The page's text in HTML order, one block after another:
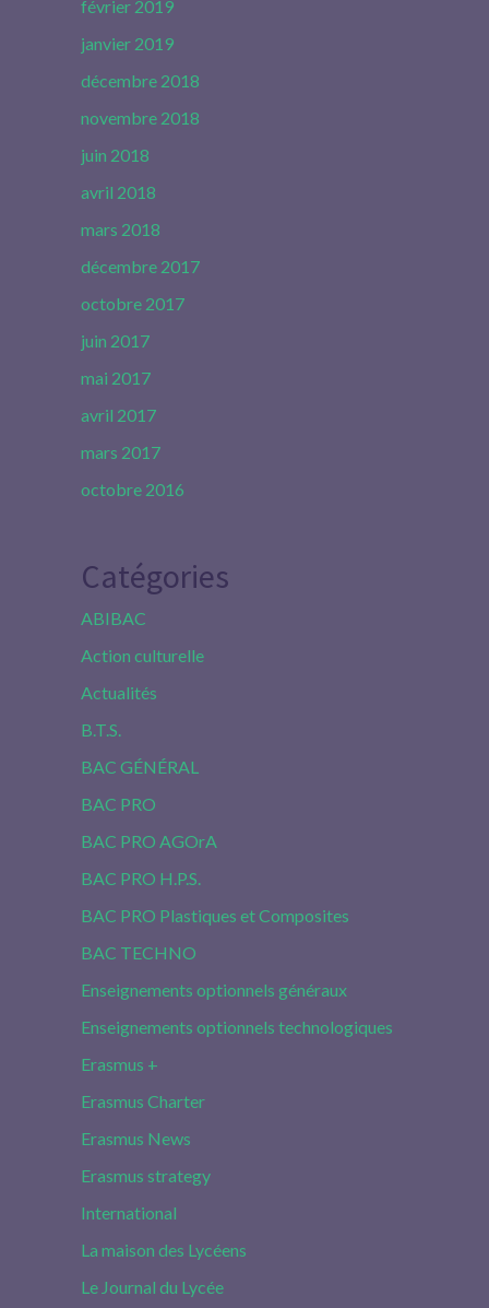
février 2019
janvier 2019
décembre 2018
novembre 2018
juin 2018
avril 2018
mars 2018
décembre 2017
octobre 2017
juin 2017
mai 2017
avril 2017
mars 2017
octobre 2016
Catégories
ABIBAC
Action culturelle
Actualités
B.T.S.
BAC GÉNÉRAL
BAC PRO
BAC PRO AGOrA
BAC PRO H.P.S.
BAC PRO Plastiques et Composites
BAC TECHNO
Enseignements optionnels généraux
Enseignements optionnels technologiques
Erasmus +
Erasmus Charter
Erasmus News
Erasmus strategy
International
La maison des Lycéens
Le Journal du Lycée